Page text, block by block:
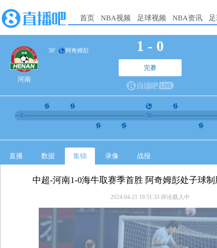
首页 NBA视频 足球视频 NBA资讯
河南
50' 阿奇姆彭 1 - 0
完赛
0 50
直播 数据 集锦 录像 战报
中超-河南1-0海牛取赛季首胜 阿奇姆彭处子球
2024-04-21 19:51:33 评论载入中